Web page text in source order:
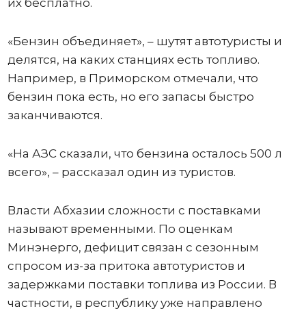
их бесплатно.
«Бензин объединяет», – шутят автотуристы и
делятся, на каких станциях есть топливо.
Например, в Приморском отмечали, что
бензин пока есть, но его запасы быстро
заканчиваются.
«На АЗС сказали, что бензина осталось 500 л
всего», – рассказал один из туристов.
Власти Абхазии сложности с поставками
называют временными. По оценкам
Минэнерго, дефицит связан с сезонным
спросом из-за притока автотуристов и
задержками поставки топлива из России. В
частности, в республику уже направлено